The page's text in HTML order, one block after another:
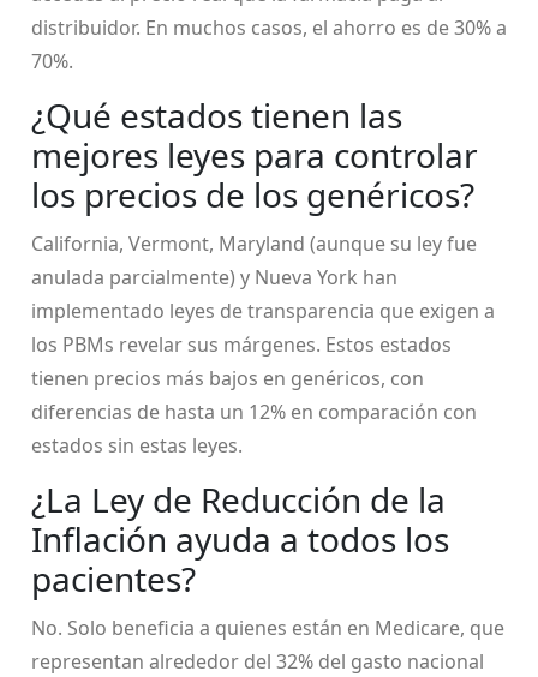
distribuidor. En muchos casos, el ahorro es de 30% a
70%.
¿Qué estados tienen las
mejores leyes para controlar
los precios de los genéricos?
California, Vermont, Maryland (aunque su ley fue
anulada parcialmente) y Nueva York han
implementado leyes de transparencia que exigen a
los PBMs revelar sus márgenes. Estos estados
tienen precios más bajos en genéricos, con
diferencias de hasta un 12% en comparación con
estados sin estas leyes.
¿La Ley de Reducción de la
Inflación ayuda a todos los
pacientes?
No. Solo beneficia a quienes están en Medicare, que
representan alrededor del 32% del gasto nacional